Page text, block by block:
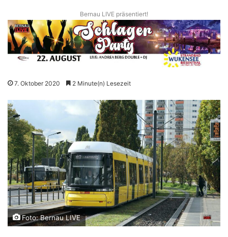
Bernau LIVE präsentiert!
7. Oktober 2020 2 Minute(n) Lesezeit
Foto: Bernau LIVE